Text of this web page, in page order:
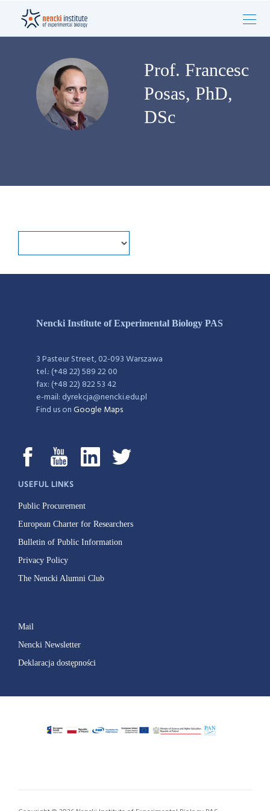
Prof. Francesc
Posas, PhD,
DSc
Nencki Institute of Experimental Biology PAS
3 Pasteur Street, 02-093 Warszawa
tel.: (+48 22) 589 22 00
fax: (+48 22) 822 53 42
e-mail: dyrekcja@nencki.edu.pl
Find us onGoogle Maps
USEFUL LINKS
Public Procurement
European Charter for Researchers
Bulletin of Public Information
Privacy Policy
The Nencki Alumni Club
Mail
Nencki Newsletter
Deklaracja dostępności